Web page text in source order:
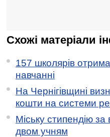
Схожі матеріали
157 школярів
навчанні
На Чернігівщині
кошти на системи
Міську стипендію
двом учням